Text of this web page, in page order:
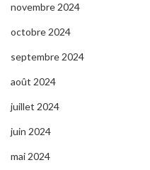
novembre 2024
octobre 2024
septembre 2024
août 2024
juillet 2024
juin 2024
mai 2024